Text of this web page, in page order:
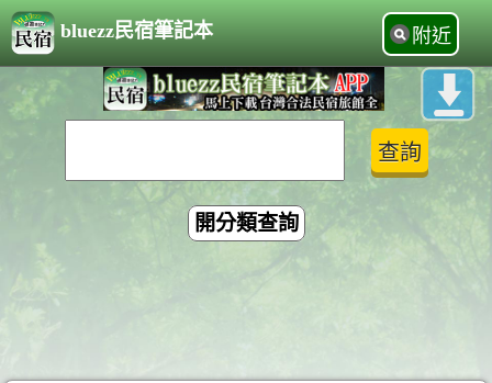
bluezz民宿筆記本 附近
開分類查詢